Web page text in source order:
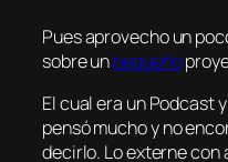
Pues aprovecho un
sobre unpequeño
El cual era un Podcast
pensó mucho y no
decirlo. Lo externe con